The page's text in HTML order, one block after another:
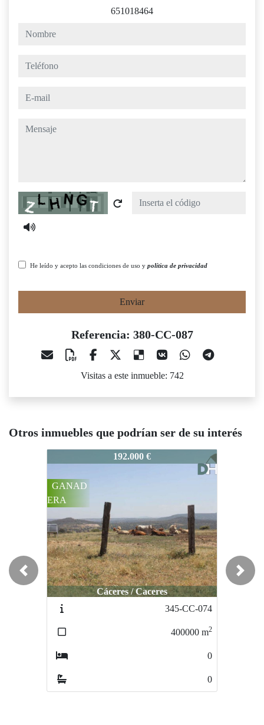
651018464
nombre
teléfono
e-mail
mensaje
Captcha
He leído y acepto las condiciones de uso y política de privacidad
Enviar
Referencia: 380-CC-087
Visitas a este inmueble: 742
Otros inmuebles que podrían ser de su interés
192.000 €
Cáceres / Caceres
GANAD
345-CC-074
400000m2
380-CC-087 119.000 €
Cáceres / Monfragüe
RECRE
474-CC-120
18000
Previous Next